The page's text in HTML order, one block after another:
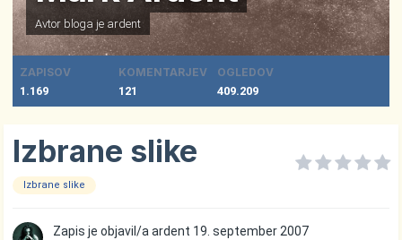
Avtor bloga je ardent
ZAPISOV
1.169
KOMENTARJEV
121
OGLEDOV
409.209
Izbrane slike
Izbrane slike
Zapis je objavil/aardent 19. september 2007